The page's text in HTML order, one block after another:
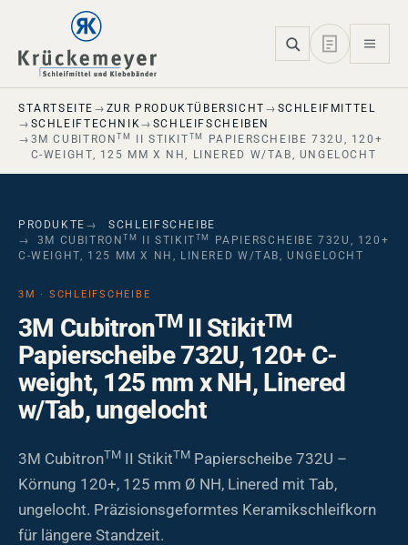
Skip to main navigation
Skip to main content
Skip to page footer
STARTSEITE ZUR PRODUKTÜBERSICHT
SCHLEIFMITTEL
SCHLEIFTECHNIK
SCHLEIFSCHEIBEN
3M CUBITRON TM II STIKIT TM
PAPIERSCHEIBE 732U, 120+
C-WEIGHT, 125 MM X NH, LINERED W/TAB, UNGELOCHT
PRODUKTE
SCHLEIFSCHEIBE
3M CUBITRON TM II STIKIT TM
PAPIERSCHEIBE 732U, 120+
C-WEIGHT, 125 MM X NH, LINERED W/TAB, UNGELOCHT
3M · SCHLEIFSCHEIBE
3M CubitronTMII StikitTM
Papierscheibe 732U, 120+ C-
weight, 125 mm x NH, Linered
w/Tab, ungelocht
3M CubitronTM II StikitTM Papierscheibe 732U –
Körnung 120+, 125 mm Ø NH, Linered mit Tab,
ungelocht. Präzisionsgeformtes Keramikschleifkorn
für längere Standzeit.